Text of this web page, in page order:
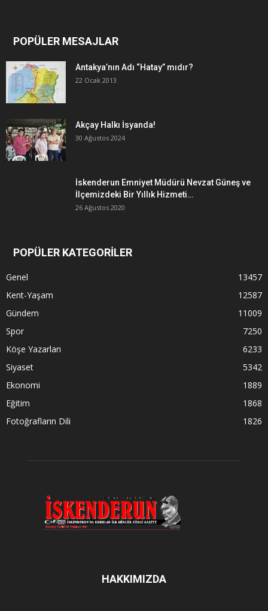
POPÜLER MESAJLAR
Antakya’nın Adı “Hatay” mıdır?
22 Ocak 2013
Akçay Halkı İsyanda!
30 Ağustos 2024
İskenderun Emniyet Müdürü Nevzat Güneş ve
İlçemizdeki Bir Yıllık Hizmeti…
26 Ağustos 2020
POPÜLER KATEGORİLER
Genel
13457
Kent-Yaşam
12587
Gündem
11009
Spor
7250
Köşe Yazarları
6233
Siyaset
5342
Ekonomi
1889
Eğitim
1868
Fotoğrafların Dili
1826
HAKKIMIZDA